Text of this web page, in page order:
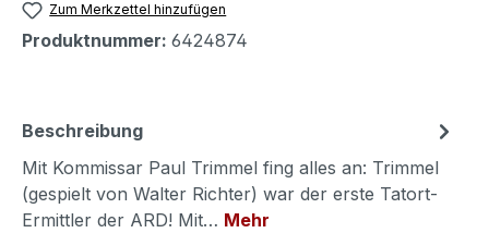
Zum Merkzettel hinzufügen
Produktnummer: 6424874
Beschreibung
Mit Kommissar Paul Trimmel fing alles an: Trimmel
(gespielt von Walter Richter) war der erste Tatort-
Ermittler der ARD! Mit… Mehr